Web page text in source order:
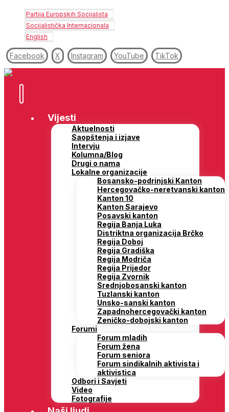
Partija Europskih Socijalista
Socijalistička Internacionala
English
Facebook X Instagram YouTube TikTok
Vijesti
Aktuelnosti
Saopštenja i izjave
Intervju
Kolumna/Blog
Drugi o nama
Lokalne organizacije
Bosansko-podrinjski Kanton
Hercegovačko-neretvanski kanton
Kanton 10
Kanton Sarajevo
Posavski kanton
Regija Banja Luka
Distriktna organizacija Brčko
Regija Doboj
Regija Gradiška
Regija Modriča
Regija Prijedor
Regija Zvornik
Srednjobosanski kanton
Tuzlanski kanton
Unsko-sanski kanton
Zapadnohercegovački kanton
Zeničko-dobojski kanton
Forumi
Forum mladih
Forum žena
Forum seniora
Forum sindikalnih aktivista i
aktivistica
Odbori i Savjeti
Video
Fotografije